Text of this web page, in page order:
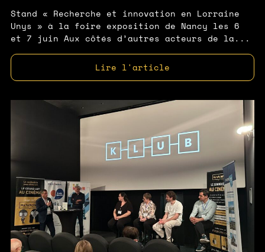
Stand « Recherche et innovation en Lorraine
Unys » à la foire exposition de Nancy les 6
et 7 juin Aux côtés d’autres acteurs de la...
Lire l'article